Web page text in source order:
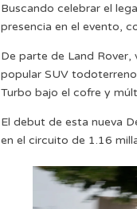
Buscando celebrar el
presencia en el evento,
De parte de Land Rover,
popular SUV
Turbo bajo el cofre y
El debut de esta nueva
en el circuito de 1.16